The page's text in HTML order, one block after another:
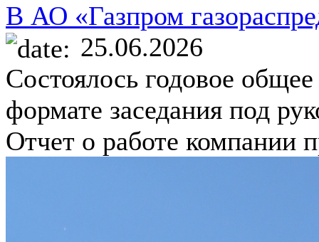
В АО «Газпром
25.06.2026
Состоялось годовое
формате заседания под
Отчет о работе компании